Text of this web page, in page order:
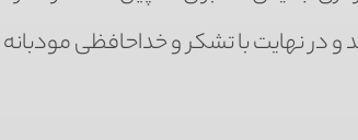
با تشکر و خداحافظی مودبانه